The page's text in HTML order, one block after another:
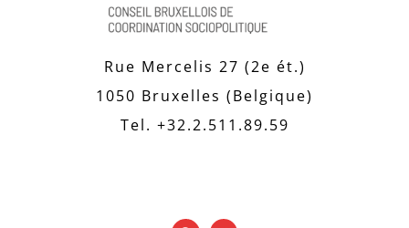
Rue Mercelis 27 (2e ét.)
1050 Bruxelles (Belgique)
Tel. +32.2.511.89.59